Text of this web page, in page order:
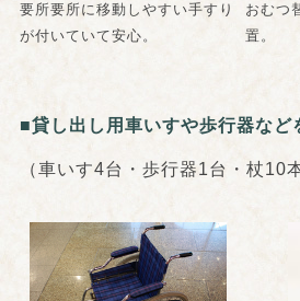
要所要所に移動しやすい手すり
が付いていて安心。
おむつ
置。
■貸し出し用車いすや歩行器など
（車いす4台・歩行器1台・杖10